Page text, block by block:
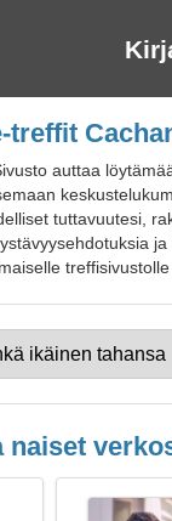
treffit
auttaa
tuttavuutesi,
naiset